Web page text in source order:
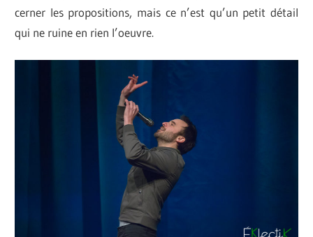
cerner les propositions, mais ce n’est qu’un petit détail
qui ne ruine en rien l’oeuvre.